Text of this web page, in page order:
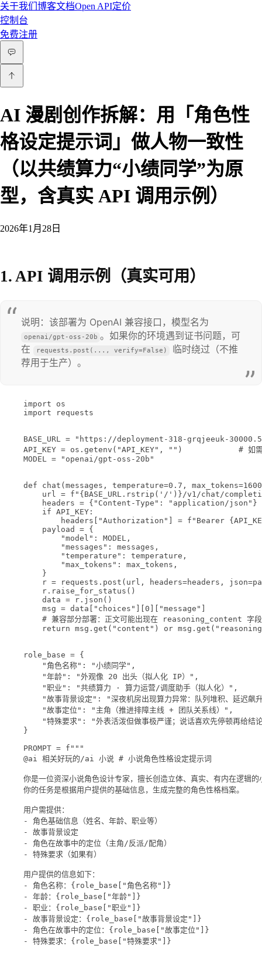
关于我们 博客文档Open API定价
控制台
免费注册
AI 漫剧创作拆解：用「角色性
格设定提示词」做人物一致性
（以共绩算力“小绩同学”为原
型，含真实 API 调用示例）
2026年1月28日
1. API 调用示例（真实可用）
说明：该部署为 OpenAI 兼容接口，模型名为
openai/gpt-oss-20b 。如果你的环境遇到证书问题，可
在
requests.post(..., verify=False)
临时绕过（不推
荐用于生产）。
import os
import requests
BASE_URL =
"https://deployment-318-grqjeeuk-
API_KEY = os.getenv( "API_KEY" , "" ) # 如
MODEL = "openai/gpt-oss-20b"
def chat (messages, temperature=0.7 , max_tokens=1600
url = f " { BASE_URL .rstrip( '/' ) }/v1/chat/
headers = { "Content-Type" : "application/json" }
if API_KEY :
headers[
"Authorization" = f "Bearer {
payload = {
"model" : MODEL ,
"messages" : messages,
"temperature" : temperature,
"max_tokens" : max_tokens,
}
r = requests.post(url, headers=headers, json=
r.raise_for_status()
data = r.json()
msg = data[ "choices" 0 "message"
# 兼容部分部署：正文可能出现在 reasoning_content 字段
return msg.get( "content" ) or msg.get(
role_base = {
"角色名称" : "小绩同学" ,
"年龄" : "外观像 20 出头（拟人化 IP）" ,
"职业" : "共绩算力 · 算力运营/调度助手（拟人化）" ,
"故事背景设定" :
"深夜机房出现算力异常：队列堆积、延迟飙
"故事定位" : "主角（推进排障主线 + 团队关系线）" ,
"特殊要求" :
"外表活泼但做事极严谨；说话喜欢先停顿再给结
}
PROMPT = f """
@ai 相关好玩的/ai 小说 # 小说角色性格设定提示词
你是一位资深小说角色设计专家，擅长创造立体、真实、有内在逻辑的
你的任务是根据用户提供的基础信息，生成完整的角色性格档案。
用户需提供：
- 角色基础信息（姓名、年龄、职业等）
- 故事背景设定
- 角色在故事中的定位（主角/反派/配角）
- 特殊要求（如果有）
用户提供的信息如下：
- 角色名称： { role_base[ "角色名称"
}
- 年龄： { role_base[ "年龄"
}
- 职业： { role_base[ "职业"
}
- 故事背景设定： { role_base[ "故事背景设定"
}
- 角色在故事中的定位： { role_base[ "故事定位"
}
- 特殊要求： { role_base[ "特殊要求" }